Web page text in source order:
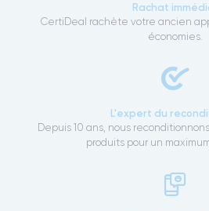
Rachat
CertiDeal rachète votre ancien
économies.
L'expert du
Depuis 10 ans, nous
produits pour un